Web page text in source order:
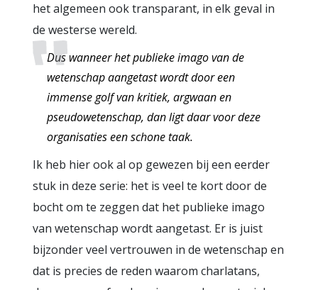
het algemeen ook transparant, in elk geval in
de westerse wereld.
Dus wanneer het publieke imago van de
wetenschap aangetast wordt door een
immense golf van kritiek, argwaan en
pseudowetenschap, dan ligt daar voor deze
organisaties een schone taak.
Ik heb hier ook al op gewezen bij een eerder
stuk in deze serie: het is veel te kort door de
bocht om te zeggen dat het publieke imago
van wetenschap wordt aangetast. Er is juist
bijzonder veel vertrouwen in de wetenschap en
dat is precies de reden waarom charlatans,